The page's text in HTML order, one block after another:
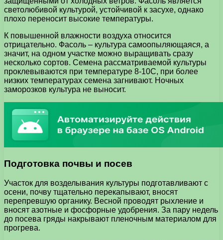
светолюбивой культурой, устойчивой к засухе, однако
плохо переносит высокие температуры.
К повышенной влажности воздуха относится
отрицательно. Фасоль – культура самоопыляющаяся, а
значит, на одном участке можно выращивать сразу
несколько сортов. Семена рассматриваемой культуры
проклевываются при температуре 8-10С, при более
низких температурах семена загнивают. Ночных
заморозков культура не выносит.
Подготовка почвы и посев
Участок для возделывания культуры подготавливают с
осени, почву тщательно перекапывают, вносят
перепревшую органику. Весной проводят рыхление и
вносят азотные и фосфорные удобрения. За пару недель
до посева гряды накрывают пленочным материалом для
прогрева.